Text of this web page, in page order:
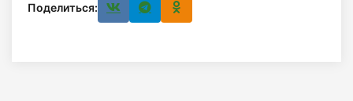
Поделиться: